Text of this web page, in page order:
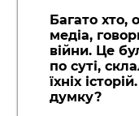
Багато хто,
медіа,
війни. Це
по суті,
їхніх
думку?